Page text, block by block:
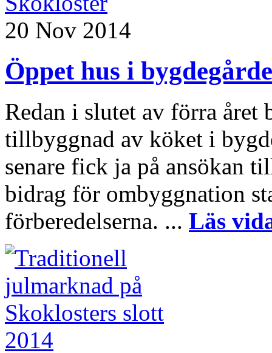
20 Nov 2014
Öppet hus i
Redan i slutet av förra året
tillbyggnad av köket i
senare fick ja på ansökan
bidrag för ombyggnation
förberedelserna. ... Läs